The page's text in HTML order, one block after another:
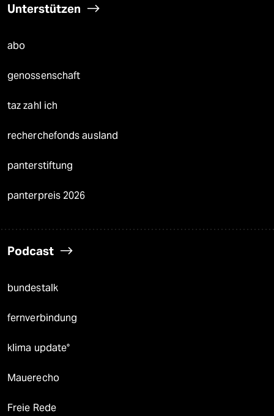
Unterstützen
abo
genossenschaft
taz zahl ich
recherchefonds ausland
panterstiftung
panterpreis 2026
Podcast
bundestalk
fernverbindung
klima update°
Mauerecho
Freie Rede